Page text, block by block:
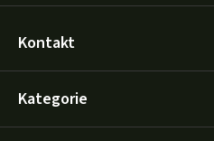
Kontakt
Kategorie